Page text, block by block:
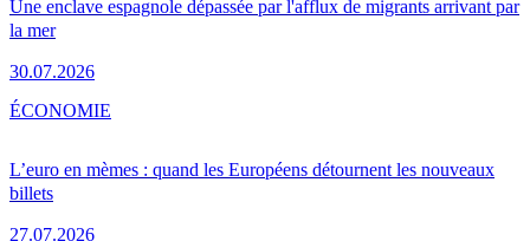
Une enclave espagnole dépassée par l'afflux de migrants arrivant par
la mer
30.07.2026
L’euro en mèmes : quand les Européens détournent les nouveaux
billets
27.07.2026
ÉCONOMIE